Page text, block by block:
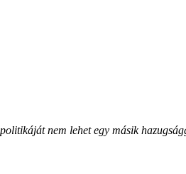
nem lehet egy másik